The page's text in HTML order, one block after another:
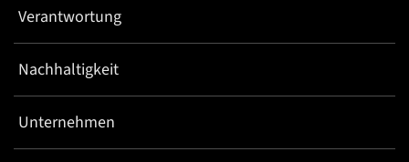
Verantwortung
Nachhaltigkeit
Unternehmen